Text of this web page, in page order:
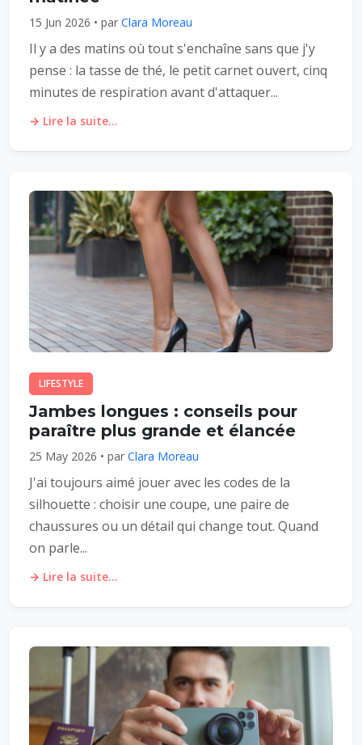
15 Jun 2026 • par Clara Moreau
Il y a des matins où tout s'enchaîne sans que j'y
pense : la tasse de thé, le petit carnet ouvert, cinq
minutes de respiration avant d'attaquer...
→ Lire la suite...
LIFESTYLE
Jambes longues : conseils pour
paraître plus grande et élancée
25 May 2026 • par Clara Moreau
J'ai toujours aimé jouer avec les codes de la
silhouette : choisir une coupe, une paire de
chaussures ou un détail qui change tout. Quand
on parle...
→ Lire la suite...